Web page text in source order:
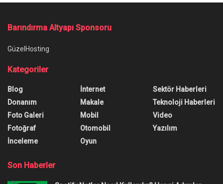
özellikleri
Redmi K40 akıllı telefonu çıkış
tarihi belli oldu! İşte fiyatı ve
özellikleri